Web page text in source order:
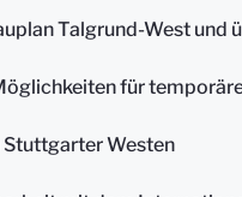
Talgrund-West und
für
Stuttgarter Westen